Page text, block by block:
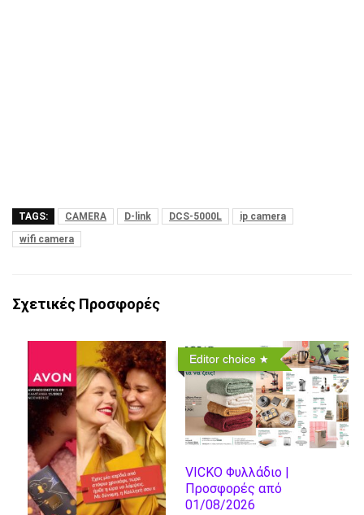
TAGS: CAMERA D-link DCS-5000L
ip camera
wifi camera
Σχετικές Προσφορές
Editor choice
VICKO Φυλλάδιο |
Προσφορές από
01/08/2026